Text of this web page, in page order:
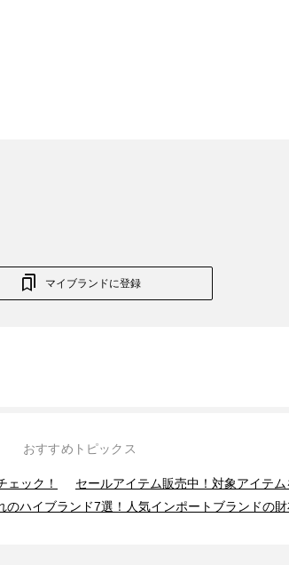
マイブランドに登録
おすすめトピックス
ェック！
セールアイテム販売中！対象アイテム
のハイブランド7選！人気インポートブランドの